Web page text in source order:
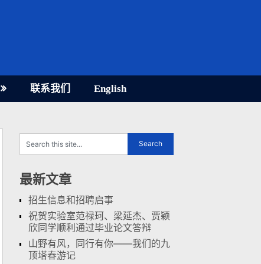
联系我们 English
最新文章
招生信息和招聘启事
祝贺实验室范禄珂、梁延杰、贾颖
欣同学顺利通过毕业论文答辩
山野有风，同行有你——我们的九
顶塔春游记